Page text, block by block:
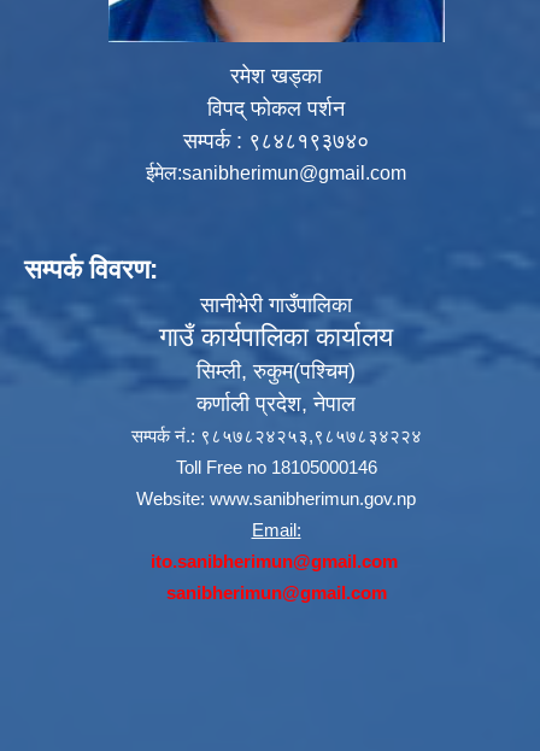
रमेश खड्का
विपद् फोकल पर्शन
सम्पर्क : ९८४८१९३७४०
ईमेल:sanibherimun@gmail.com
सम्पर्क विवरण:
सानीभेरी गाउँपालिका
गाउँ कार्यपालिका कार्यालय
सिम्ली, रुकुम(पश्‍चिम)
कर्णाली प्रदेश, नेपाल
सम्पर्क नं.: ९८५७८२४२५३,९८५७८३४२२४
Toll Free no 18105000146
Website: www.sanibherimun.gov.np
Email:
ito.sanibherimun@gmail.com
sanibherimun@gmail.com